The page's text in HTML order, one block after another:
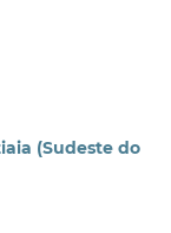
(Sudeste do